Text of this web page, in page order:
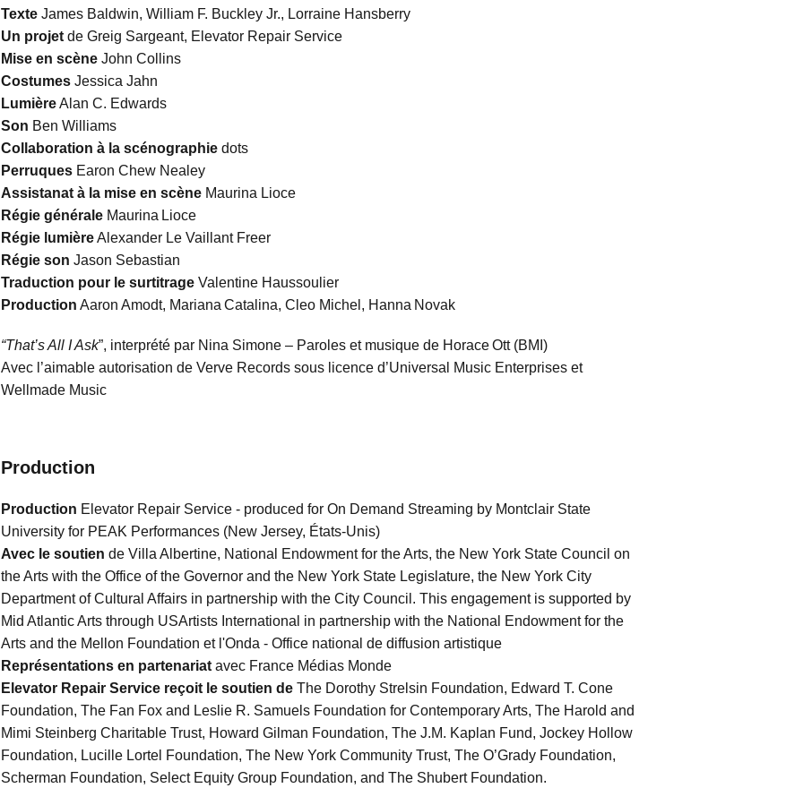
TexteJames Baldwin, William F. Buckley Jr., Lorraine Hansberry
Un projet de Greig Sargeant, Elevator Repair Service
Mise en scène John Collins
CostumesJessica Jahn
LumièreAlan C. Edwards
Son Ben Williams
Collaboration à la scénographiedots
PerruquesEaron Chew Nealey
Assistanat à la mise en scène Maurina Lioce
Régie généraleMaurina Lioce
Régie lumièreAlexander Le Vaillant Freer
Régie son Jason Sebastian
Traduction pour le surtitrageValentine Haussoulier
Production Aaron Amodt, Mariana Catalina, Cleo Michel, Hanna Novak
“That’s All I Ask”, interprété par Nina Simone – Paroles et musique de Horace Ott (BMI)
Avec l’aimable autorisation de Verve Records sous licence d’Universal Music Enterprises et
Wellmade Music
Production
Production Elevator Repair Service - produced for On Demand Streaming by Montclair State
University for PEAK Performances (New Jersey, États-Unis)
Avec le soutien de Villa Albertine, National Endowment for the Arts, the New York State Council on
the Arts with the Office of the Governor and the New York State Legislature, the New York City
Department of Cultural Affairs in partnership with the City Council. This engagement is supported by
Mid Atlantic Arts through USArtists International in partnership with the National Endowment for the
Arts and the Mellon Foundation et l'Onda - Office national de diffusion artistique
Représentations en partenariatavec France Médias Monde
Elevator Repair Service reçoit le soutien deThe Dorothy Strelsin Foundation, Edward T. Cone
Foundation, The Fan Fox and Leslie R. Samuels Foundation for Contemporary Arts, The Harold and
Mimi Steinberg Charitable Trust, Howard Gilman Foundation, The J.M. Kaplan Fund, Jockey Hollow
Foundation, Lucille Lortel Foundation, The New York Community Trust, The O’Grady Foundation,
Scherman Foundation, Select Equity Group Foundation, and The Shubert Foundation.